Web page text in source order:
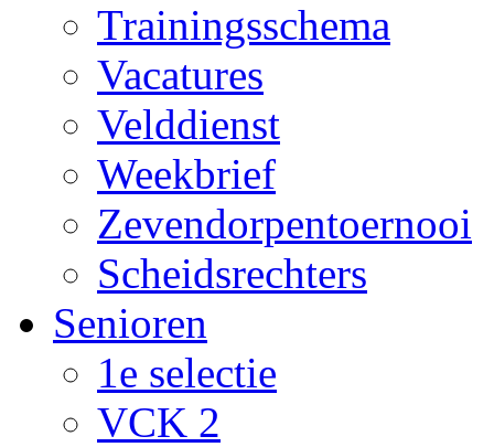
Trainingsschema
Vacatures
Velddienst
Weekbrief
Zevendorpentoernooi
Scheidsrechters
Senioren
1e selectie
VCK 2